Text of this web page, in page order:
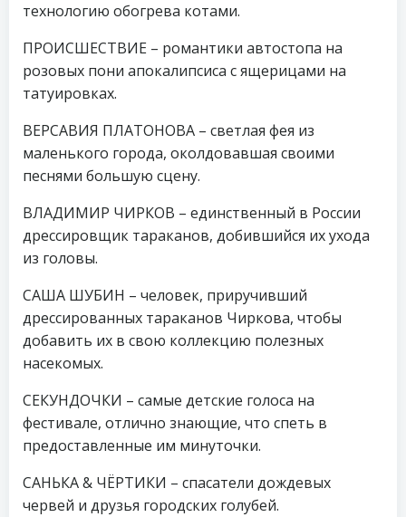
технологию обогрева котами.
ПРОИСШЕСТВИЕ – романтики автостопа на
розовых пони апокалипсиса с ящерицами на
татуировках.
ВЕРСАВИЯ ПЛАТОНОВА – светлая фея из
маленького города, околдовавшая своими
песнями большую сцену.
ВЛАДИМИР ЧИРКОВ – единственный в России
дрессировщик тараканов, добившийся их ухода
из головы.
САША ШУБИН – человек, приручивший
дрессированных тараканов Чиркова, чтобы
добавить их в свою коллекцию полезных
насекомых.
СЕКУНДОЧКИ – самые детские голоса на
фестивале, отлично знающие, что спеть в
предоставленные им минуточки.
САНЬКА & ЧЁРТИКИ – спасатели дождевых
червей и друзья городских голубей.